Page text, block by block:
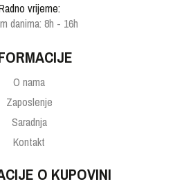
vrijeme:
danima: 8h - 16h
O nama
Zaposlenje
Saradnja
Kontakt
O KUPOVINI